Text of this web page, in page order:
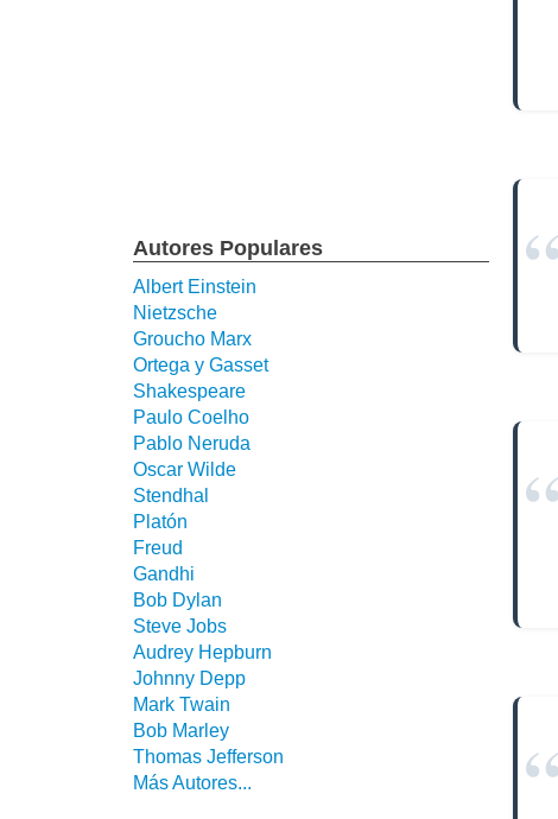
Autores Populares
Albert Einstein
Nietzsche
Groucho Marx
Ortega y Gasset
Shakespeare
Paulo Coelho
Pablo Neruda
Oscar Wilde
Stendhal
Platón
Freud
Gandhi
Bob Dylan
Steve Jobs
Audrey Hepburn
Johnny Depp
Mark Twain
Bob Marley
Thomas Jefferson
Más Autores...